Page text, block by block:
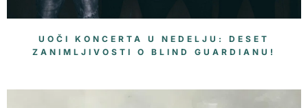
UOČI KONCERTA U NEDELJU: DESET
ZANIMLJIVOSTI O BLIND GUARDIANU!